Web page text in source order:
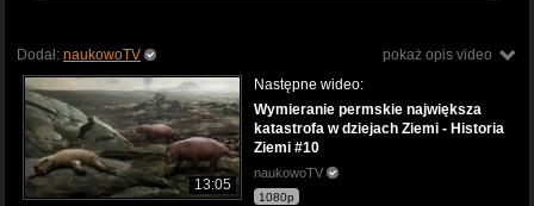
pokaż opis video
Dodał: naukowoTV
13:05
Następne wideo:
Wymieranie permskie największa
katastrofa w dziejach Ziemi - Historia
Ziemi #10
naukowoTV
1080p